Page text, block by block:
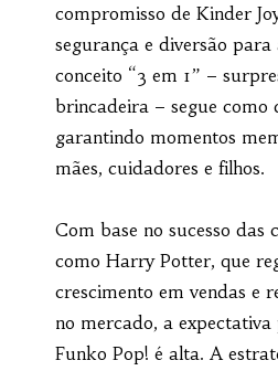
compromisso de Kinder
segurança e diversão para
conceito “3 em 1” –
brincadeira – segue como
garantindo momentos
mães, cuidadores e filhos.
Com base no sucesso das
como Harry Potter, que
crescimento em vendas e
no mercado, a
Funko Pop! é alta. A